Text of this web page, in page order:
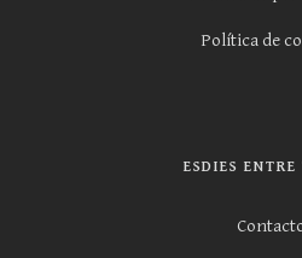
Política de
ESDIES ENTRE